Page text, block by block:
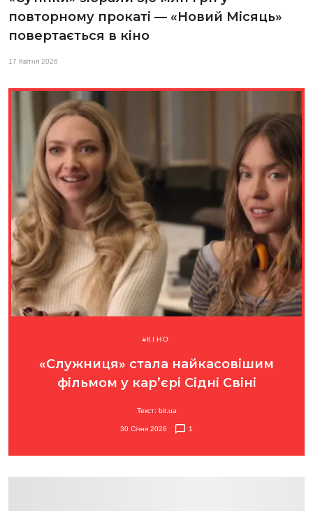
повторному прокаті — «Новий Місяць»
повертається в кіно
17 Квітня 2026
КІНО
«Служниця» стала найкасовішим
фільмом у кар’єрі Сідні Свіні
Текст: bit.ua
30 Січня 2026 1